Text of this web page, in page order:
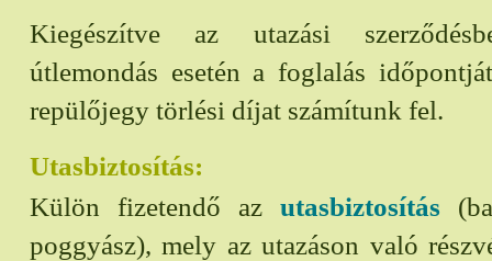
Kiegészítve az utazási
útlemondás esetén a foglalás
repülőjegy törlési díjat számítunk fel.
Utasbiztosítás:
Külön fizetendő az utasbiztosítás
poggyász), mely az utazáson való